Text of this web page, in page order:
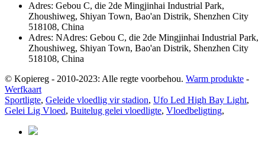
Adres: Gebou C, die 2de Mingjinhai Industrial Park,
Zhoushiweg, Shiyan Town, Bao'an Distrik, Shenzhen City
518108, China
Adres: NAdres: Gebou C, die 2de Mingjinhai Industrial Park,
Zhoushiweg, Shiyan Town, Bao'an Distrik, Shenzhen City
518108, China
© Kopiereg - 2010-2023: Alle regte voorbehou. Warm produkte -
Werfkaart
Sportligte, Geleide vloedlig vir stadion, Ufo Led High Bay Light,
Gelei Lig Vloed, Buitelug gelei vloedligte, Vloedbeligting,